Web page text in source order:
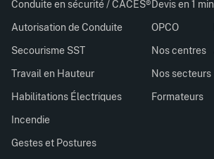
Conduite en sécurité / CACES®
Autorisation de Conduite
Secourisme SST
Travail en Hauteur
Habilitations Électriques
Incendie
Gestes et Postures
Devis en 1 min
OPCO
Nos centres
Nos secteurs
Formateurs